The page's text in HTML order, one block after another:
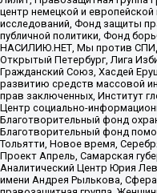
центр немецкой и
исследований, Фонд защиты
публичной политики, Фонд
НАСИЛИЮ.НЕТ, Мы против
Открытый Петербург, Лига
Гражданский Союз, Хасдей
развитию средств массовой
прав заключенных, Институт
Центр социально-
Благотворительный фонд
Благотворительный фонд
Тольятти, Новое время,
Проект Апрель, Самарская
Аналитический Центр Юрия
имени Андрея Рылькова,